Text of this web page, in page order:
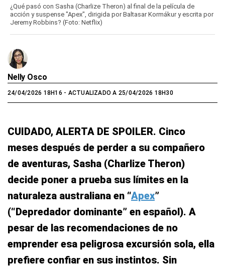
¿Qué pasó con Sasha (Charlize Theron) al final de la película de
acción y suspense "Apex", dirigida por Baltasar Kormákur y escrita por
Jeremy Robbins? (Foto: Netflix)
Nelly Osco
24/04/2026 18H16 - ACTUALIZADO A 25/04/2026 18H30
CUIDADO, ALERTA DE SPOILER. Cinco
meses después de perder a su compañero
de aventuras, Sasha (Charlize Theron)
decide poner a prueba sus límites en la
naturaleza australiana en “Apex”
(“Depredador dominante” en español). A
pesar de las recomendaciones de no
emprender esa peligrosa excursión sola, ella
prefiere confiar en sus instintos. Sin